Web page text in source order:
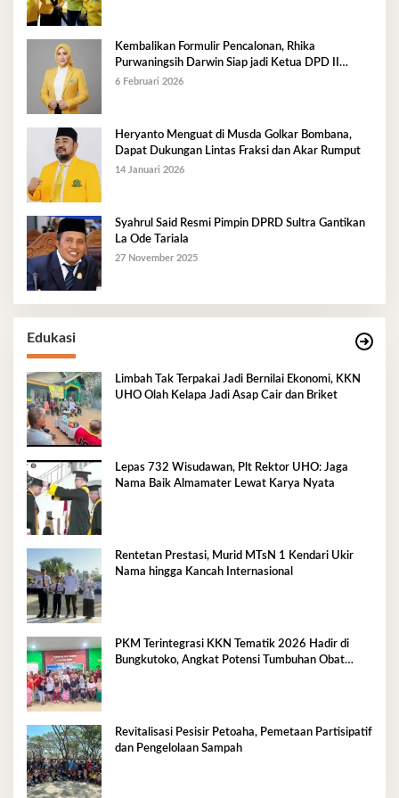
Kembalikan Formulir Pencalonan, Rhika
Purwaningsih Darwin Siap jadi Ketua DPD II
Golkar Mubar
6 Februari 2026
Heryanto Menguat di Musda Golkar Bombana,
Dapat Dukungan Lintas Fraksi dan Akar Rumput
14 Januari 2026
Syahrul Said Resmi Pimpin DPRD Sultra Gantikan
La Ode Tariala
27 November 2025
Edukasi
Limbah Tak Terpakai Jadi Bernilai Ekonomi, KKN
UHO Olah Kelapa Jadi Asap Cair dan Briket
Lepas 732 Wisudawan, Plt Rektor UHO: Jaga
Nama Baik Almamater Lewat Karya Nyata
Rentetan Prestasi, Murid MTsN 1 Kendari Ukir
Nama hingga Kancah Internasional
PKM Terintegrasi KKN Tematik 2026 Hadir di
Bungkutoko, Angkat Potensi Tumbuhan Obat
Revitalisasi Pesisir Petoaha, Pemetaan Partisipatif
dan Pengelolaan Sampah